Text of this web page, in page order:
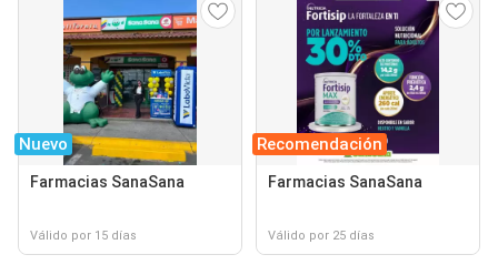
Nuevo
Farmacias SanaSana
Válido por 15 días
Recomendación
Farmacias SanaSana
Válido por 25 días